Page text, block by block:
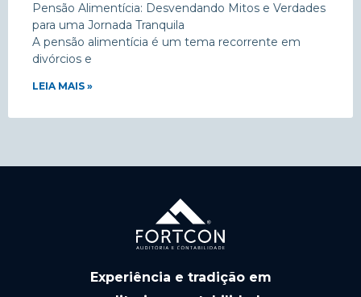
Pensão Alimentícia: Desvendando Mitos e Verdades
para uma Jornada Tranquila
A pensão alimentícia é um tema recorrente em
divórcios e
LEIA MAIS »
Experiência e tradição em